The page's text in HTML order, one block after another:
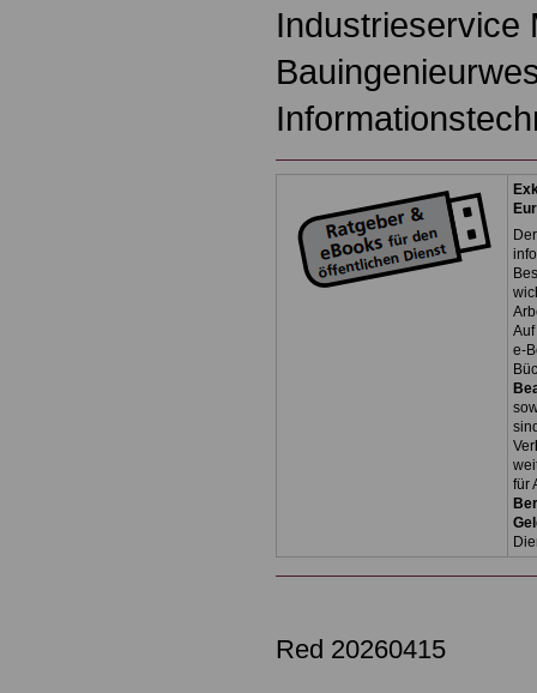
Industrieservice
e-
Ver
für
Red 20260415